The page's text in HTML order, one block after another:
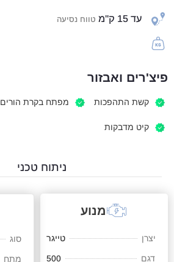
עד 15 ק"מ טווח נסיעה
פיצ'רים ואבזור
קשת התהפכות מפתח בקרת הורים
קיט מדבקות
ניתוח טכני
מנוע
יצרן טייגר
דגם 500
סוג
מתח